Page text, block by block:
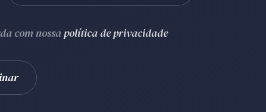
com nossapolítica de privacidade